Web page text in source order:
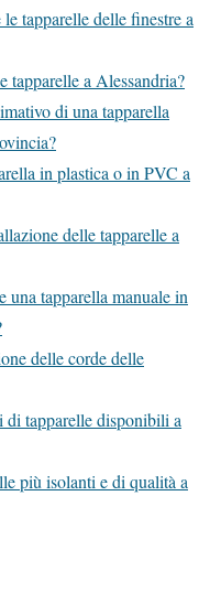
tapparelle delle finestre a
tapparelle a Alessandria?
di una tapparella
in plastica o in PVC a
delle tapparelle a
una tapparella manuale in
delle corde delle
tapparelle disponibili a
più isolanti e di qualità a